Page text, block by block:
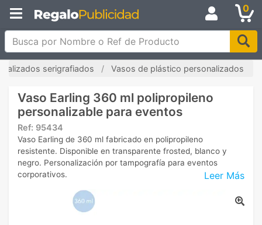
0
Busca por Nombre o Ref de Producto
serigrafiados Vasos de plástico personalizados
Vaso Earling 360 ml polipropileno
personalizable para eventos
Ref: 95434
Leer Más
Vaso Earling de 360 ml fabricado en polipropileno
resistente. Disponible en transparente frosted, blanco y
negro. Personalización por tampografía para eventos
corporativos.